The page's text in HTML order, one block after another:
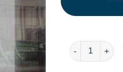
ilość Okleina